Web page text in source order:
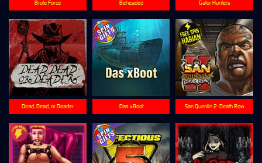
Dead, Dead, or Deader
Brute Force
San Quentin 2: Death Row
Beheaded Gator Hunters
Das xBoot